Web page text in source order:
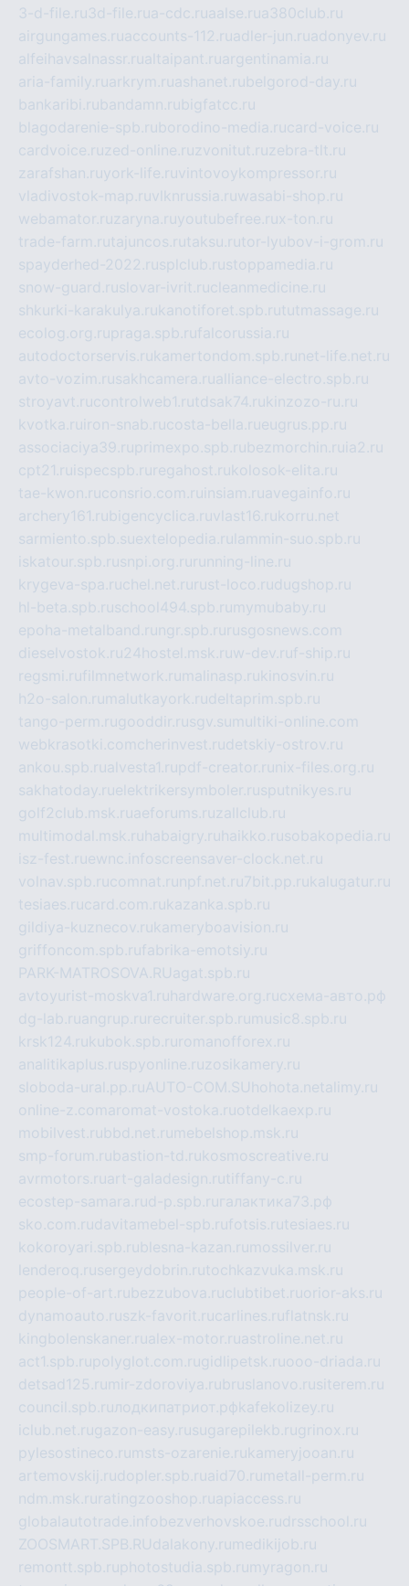
3-d-file.ru3d-file.rua-cdc.ruaalse.rua380club.ru
airgungames.ruaccounts-112.ruadler-jun.ruadonyev.ru
alfeihavsalnassr.rualtaipant.ruargentinamia.ru
aria-family.ruarkrym.ruashanet.rubelgorod-day.ru
bankaribi.rubandamn.rubigfatcc.ru
blagodarenie-spb.ruborodino-media.rucard-voice.ru
cardvoice.ruzed-online.ruzvonitut.ruzebra-tlt.ru
zarafshan.ruyork-life.ruvintovoykompressor.ru
vladivostok-map.ruvlknrussia.ruwasabi-shop.ru
webamator.ruzaryna.ruyoutubefree.rux-ton.ru
trade-farm.rutajuncos.rutaksu.rutor-lyubov-i-grom.ru
spayderhed-2022.rusplclub.rustoppamedia.ru
snow-guard.ruslovar-ivrit.rucleanmedicine.ru
shkurki-karakulya.rukanotiforet.spb.rututmassage.ru
ecolog.org.rupraga.spb.rufalcorussia.ru
autodoctorservis.rukamertondom.spb.ru net-life.net.ru
avto-vozim.rusakhcamera.rualliance-electro.spb.ru
stroyavt.rucontrolweb1.rutdsak74.rukinzozo-ru.ru
kvotka.ru iron-snab.rucosta-bella.rueugrus.pp.ru
associaciya39.ruprimexpo.spb.rubezmorchin.ru ia2.ru
cpt21.ru ispecspb.ru regahost.rukolosok-elita.ru
tae-kwon.ruconsrio.com.ru insiam.ruavegainfo.ru
archery161.rubigencyclica.ruvlast16.rukorru.net
sarmiento.spb.suextelopedia.ru lammin-suo.spb.ru
iskatour.spb.rusnpi.org.ru running-line.ru
krygeva-spa.ruchel.net.ru rust-loco.rudugshop.ru
hl-beta.spb.ruschool494.spb.ru mymubaby.ru
epoha-metalband.ru ngr.spb.ru rusgosnews.com
dieselvostok.ru24hostel.msk.ruw-dev.ruf-ship.ru
regsmi.rufilmnetwork.ru malinasp.rukinosvin.ru
h2o-salon.ru malutkayork.rudeltaprim.spb.ru
tango-perm.rugooddir.rusgv.su multiki-online.com
webkrasotki.comcherinvest.rudetskiy-ostrov.ru
ankou.spb.rualvesta1.rupdf-creator.ru nix-files.org.ru
sakhatoday.ruelektrikersymboler.rusputnikyes.ru
golf2club.msk.ruaeforums.ruzallclub.ru
multimodal.msk.ru habaigry.ru haikko.rusobakopedia.ru
isz-fest.ruewnc.infoscreensaver-clock.net.ru
volnav.spb.rucomnat.ru npf.net.ru 7bit.pp.rukalugatur.ru
tesiaes.rucard.com.rukazanka.spb.ru
gildiya-kuznecov.rukameryboavision.ru
griffoncom.spb.rufabrika-emotsiy.ru
PARK-MATROSOVA.RUagat.spb.ru
avtoyurist-moskva1.ru hardware.org.ruсхема-авто.рф
dg-lab.ruangrup.ru recruiter.spb.ru music8.spb.ru
krsk124.rukubok.spb.ru romanofforex.ru
analitikaplus.ruspyonline.ruzosikamery.ru
sloboda-ural.pp.ruAUTO-COM.SU hohota.net alimy.ru
online-z.comaromat-vostoka.ruotdelkaexp.ru
mobilvest.rubbd.net.ru mebelshop.msk.ru
smp-forum.rubastion-td.rukosmoscreative.ru
avrmotors.ruart-galadesign.rutiffany-c.ru
ecostep-samara.rud-p.spb.ru галактика73.рф
sko.com.rudavitamebel-spb.rufotsis.rutesiaes.ru
kokoroyari.spb.rublesna-kazan.ru mossilver.ru
lenderoq.rusergeydobrin.rutochkazvuka.msk.ru
people-of-art.rubezzubova.ruclubtibet.ruorior-aks.ru
dynamoauto.ruszk-favorit.rucarlines.ruflatnsk.ru
kingbolenskaner.rualex-motor.ruastroline.net.ru
act1.spb.rupolyglot.com.rugidlipetsk.ruooo-driada.ru
detsad125.ru mir-zdoroviya.rubruslanovo.rusiterem.ru
council.spb.ruлодкипатриот.рфkafekolizey.ru
iclub.net.rugazon-easy.rusugarepilekb.rugrinox.ru
pylesostineco.ru msts-ozarenie.rukameryjooan.ru
artemovskij.rudopler.spb.ruaid70.ru metall-perm.ru
ndm.msk.ru ratingzooshop.ruapiaccess.ru
globalautotrade.info bezverhovskoe.rudrsschool.ru
ZOOSMART.SPB.RUdalakony.ru medikijob.ru
remontt.spb.ruphotostudia.spb.ru myragon.ru